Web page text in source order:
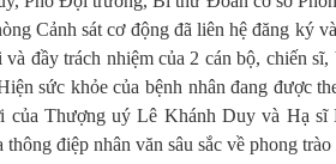
Cảnh sát cơ động đã liên hệ đăng ký
đầy trách nhiệm của 2 cán bộ, chiến
sức khỏe của bệnh nhân đang được
của Thượng uý Lê Khánh Duy và Hạ
thông điệp nhân văn sâu sắc về phong